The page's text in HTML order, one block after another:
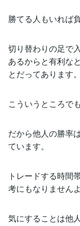
勝てる人もいれば
切り替わりの足で
あるからと有利な
とだってあります。
こういうところで
だから他人の勝率
ています。
トレードする時間
考にもなりませんよ
気にすることは他